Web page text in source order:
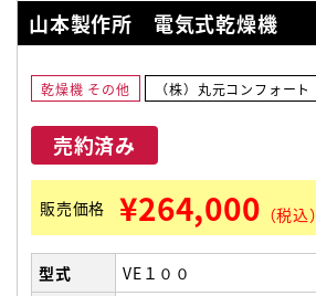
山本製作所 電気式乾燥機
乾燥機 その他 （株）丸元コンフォート
売約済み
販売価格 ¥264,000 （税込）
型式
VE１００